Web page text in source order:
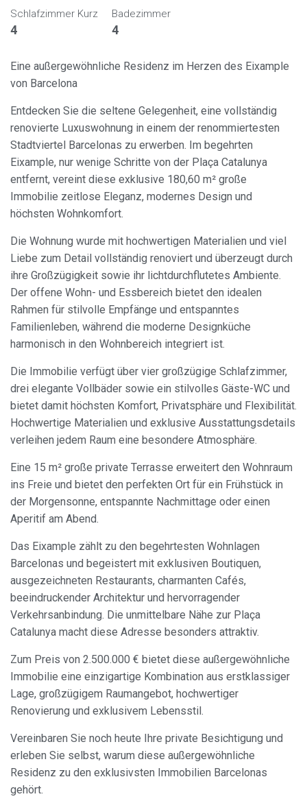
Schlafzimmer Kurz
4
Badezimmer
4
Eine außergewöhnliche Residenz im Herzen des Eixample
von Barcelona
Entdecken Sie die seltene Gelegenheit, eine vollständig
renovierte Luxuswohnung in einem der renommiertesten
Stadtviertel Barcelonas zu erwerben. Im begehrten
Eixample, nur wenige Schritte von der Plaça Catalunya
entfernt, vereint diese exklusive 180,60 m² große
Immobilie zeitlose Eleganz, modernes Design und
höchsten Wohnkomfort.
Die Wohnung wurde mit hochwertigen Materialien und viel
Liebe zum Detail vollständig renoviert und überzeugt durch
ihre Großzügigkeit sowie ihr lichtdurchflutetes Ambiente.
Der offene Wohn- und Essbereich bietet den idealen
Rahmen für stilvolle Empfänge und entspanntes
Familienleben, während die moderne Designküche
harmonisch in den Wohnbereich integriert ist.
Die Immobilie verfügt über vier großzügige Schlafzimmer,
drei elegante Vollbäder sowie ein stilvolles Gäste-WC und
bietet damit höchsten Komfort, Privatsphäre und Flexibilität.
Hochwertige Materialien und exklusive Ausstattungsdetails
verleihen jedem Raum eine besondere Atmosphäre.
Eine 15 m² große private Terrasse erweitert den Wohnraum
ins Freie und bietet den perfekten Ort für ein Frühstück in
der Morgensonne, entspannte Nachmittage oder einen
Aperitif am Abend.
Das Eixample zählt zu den begehrtesten Wohnlagen
Barcelonas und begeistert mit exklusiven Boutiquen,
ausgezeichneten Restaurants, charmanten Cafés,
beeindruckender Architektur und hervorragender
Verkehrsanbindung. Die unmittelbare Nähe zur Plaça
Catalunya macht diese Adresse besonders attraktiv.
Zum Preis von 2.500.000 € bietet diese außergewöhnliche
Immobilie eine einzigartige Kombination aus erstklassiger
Lage, großzügigem Raumangebot, hochwertiger
Renovierung und exklusivem Lebensstil.
Vereinbaren Sie noch heute Ihre private Besichtigung und
erleben Sie selbst, warum diese außergewöhnliche
Residenz zu den exklusivsten Immobilien Barcelonas
gehört.
Cookies ändern
Informationen zu sammeln, um unsere Dienste zu
verbessern. Wenn Sie weiter surfen, akzeptieren Sie deren
Installation. Der Benutzer hat die Möglichkeit, seinen
Browser zu konfigurieren und auf Wunsch zu verhindern,
bedenken muss, dass dies zu Schwierigkeiten beim
Navigieren auf der Website führen kann.